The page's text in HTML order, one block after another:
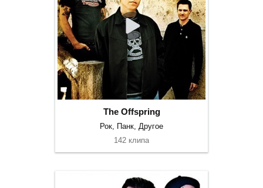
The Offspring
Рок, Панк, Другое
142 клипа